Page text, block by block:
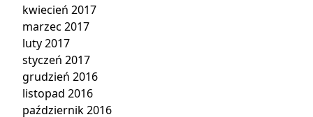
kwiecień 2017
marzec 2017
luty 2017
styczeń 2017
grudzień 2016
listopad 2016
październik 2016